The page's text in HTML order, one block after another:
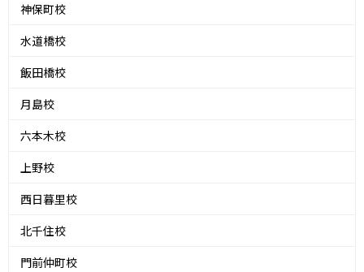
神保町校
水道橋校
飯田橋校
月島校
六本木校
上野校
西日暮里校
北千住校
門前仲町校